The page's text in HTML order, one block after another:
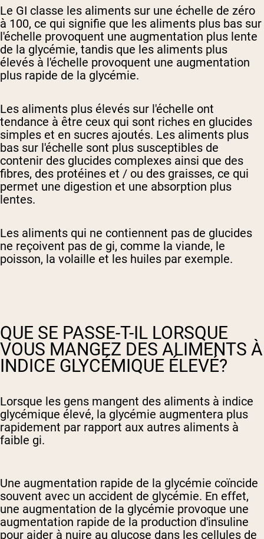
Le GI classe les aliments sur une échelle de zéro
à 100, ce qui signifie que les aliments plus bas sur
l'échelle provoquent une augmentation plus lente
de la glycémie, tandis que les aliments plus
élevés à l'échelle provoquent une augmentation
plus rapide de la glycémie.
Les aliments plus élevés sur l'échelle ont
tendance à être ceux qui sont riches en glucides
simples et en sucres ajoutés. Les aliments plus
bas sur l'échelle sont plus susceptibles de
contenir des glucides complexes ainsi que des
fibres, des protéines et / ou des graisses, ce qui
permet une digestion et une absorption plus
lentes.
Les aliments qui ne contiennent pas de glucides
ne reçoivent pas de gi, comme la viande, le
poisson, la volaille et les huiles par exemple.
QUE SE PASSE-T-IL LORSQUE
VOUS MANGEZ DES ALIMENTS À
INDICE GLYCÉMIQUE ÉLEVÉ?
Lorsque les gens mangent des aliments à indice
glycémique élevé, la glycémie augmentera plus
rapidement par rapport aux autres aliments à
faible gi.
Une augmentation rapide de la glycémie coïncide
souvent avec un accident de glycémie. En effet,
une augmentation de la glycémie provoque une
augmentation rapide de la production d'insuline
pour aider à nuire au glucose dans les cellules de